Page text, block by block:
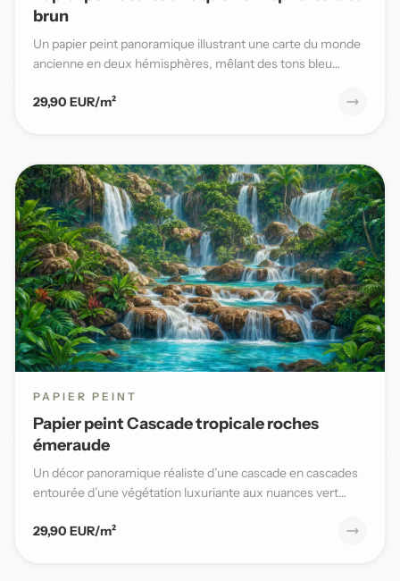
brun
Un papier peint panoramique illustrant une carte du monde
ancienne en deux hémisphères, mêlant des tons bleu
29,90 EUR/m²
PAPIER PEINT
Papier peint Cascade tropicale roches
émeraude
Un décor panoramique réaliste d’une cascade en cascades
entourée d’une végétation luxuriante aux nuances vert
29,90 EUR/m²